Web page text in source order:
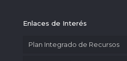
Enlaces de Interés
Plan Integrado de Recursos